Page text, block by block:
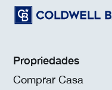
Propriedades
Comprar Casa